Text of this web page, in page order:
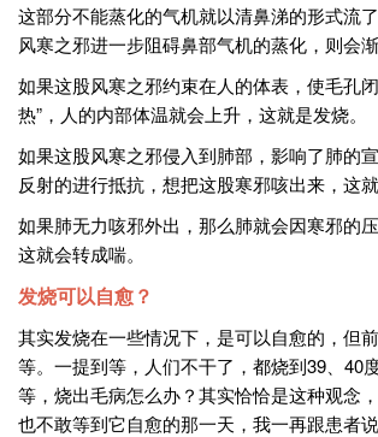
这部分不能蒸化的气机就以清鼻涕的形式流
风寒之邪进一步阻碍鼻部气机的蒸化，则会渐
如果这股风寒之邪约束在人的体表，使毛孔
热”，人的内部体温就会上升，这就是发烧。
如果这股风寒之邪侵入到肺部，影响了肺的
反射的进行抵抗，想把这股寒邪咳出来，这就
如果肺无力咳邪外出，那么肺就会因寒邪的
这就会转成喘。
发烧可以自愈？
其实发烧在一些情况下，是可以自愈的，但
等。一提到等，人们不干了，都烧到39、40
等，烧出毛病怎么办？其实恰恰是这种观念
也不敢等到它自愈的那一天，我一再跟患者